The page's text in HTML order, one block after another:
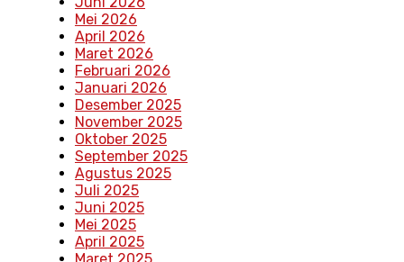
Mei 2026
April 2026
Maret 2026
Februari 2026
Januari 2026
Desember 2025
November 2025
Oktober 2025
September 2025
Agustus 2025
Juli 2025
Juni 2025
Mei 2025
April 2025
Maret 2025